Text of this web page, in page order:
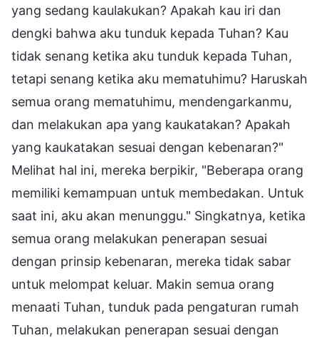
yang sedang kaulakukan? Apakah kau iri dan
dengki bahwa aku tunduk kepada Tuhan? Kau
tidak senang ketika aku tunduk kepada Tuhan,
tetapi senang ketika aku mematuhimu? Haruskah
semua orang mematuhimu, mendengarkanmu,
dan melakukan apa yang kaukatakan? Apakah
yang kaukatakan sesuai dengan kebenaran?"
Melihat hal ini, mereka berpikir, "Beberapa orang
memiliki kemampuan untuk membedakan. Untuk
saat ini, aku akan menunggu." Singkatnya, ketika
semua orang melakukan penerapan sesuai
dengan prinsip kebenaran, mereka tidak sabar
untuk melompat keluar. Makin semua orang
menaati Tuhan, tunduk pada pengaturan rumah
Tuhan, melakukan penerapan sesuai dengan